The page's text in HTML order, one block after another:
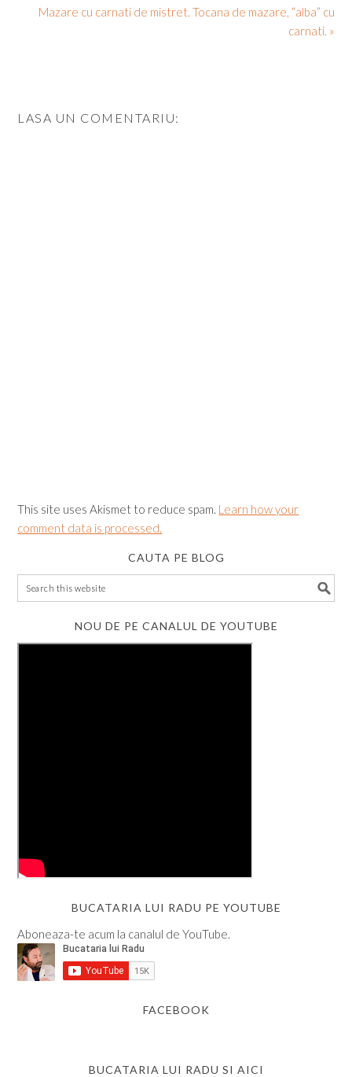
Mazare cu carnati de mistret. Tocana de mazare, “alba” cu
carnati. »
LASA UN COMENTARIU:
This site uses Akismet to reduce spam. Learn how your
comment data is processed.
CAUTA PE BLOG
NOU DE PE CANALUL DE YOUTUBE
BUCATARIA LUI RADU PE YOUTUBE
Aboneaza-te acum la canalul de YouTube.
FACEBOOK
BUCATARIA LUI RADU SI AICI